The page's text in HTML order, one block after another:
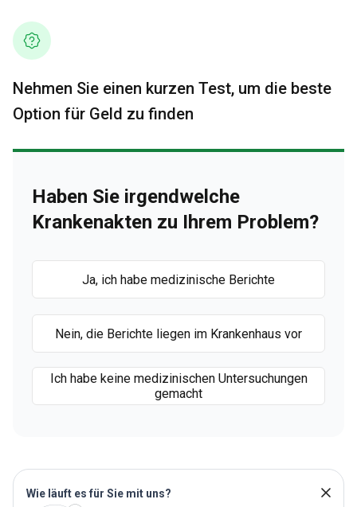
Nehmen Sie einen kurzen Test, um die beste
Option für Geld zu finden
Haben Sie irgendwelche
Krankenakten zu Ihrem Problem?
Ja, ich habe medizinische Berichte
Nein, die Berichte liegen im Krankenhaus vor
Ich habe keine medizinischen Untersuchungen
gemacht
Wie läuft es für Sie mit uns?